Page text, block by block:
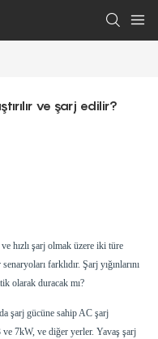
ve şarj edilir?
hızlı şarj olmak üzere iki türe
farklıdır. Şarj yığınlarını
olarak duracak mı?
şarj gücüne sahip AC şarj
ve 7kW, ve diğer yerler. Yavaş şarj